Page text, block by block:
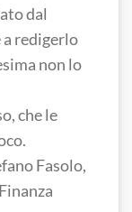
dal
redigerlo
non lo
che le
Fasolo,